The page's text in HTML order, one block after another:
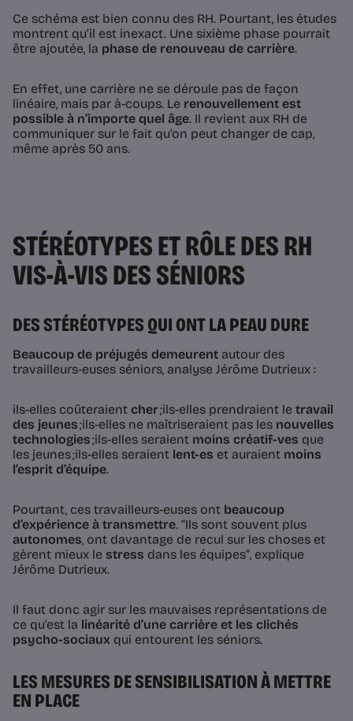
Ce schéma est bien connu des RH. Pourtant, les études
montrent qu’il est inexact. Une sixième phase pourrait
être ajoutée, la phase de renouveau de carrière.
En effet, une carrière ne se déroule pas de façon
linéaire, mais par à-coups. Le renouvellement est
possible à n’importe quel âge. Il revient aux RH de
communiquer sur le fait qu’on peut changer de cap,
même après 50 ans.
STÉRÉOTYPES ET RÔLE DES RH
VIS-À-VIS DES SÉNIORS
DES STÉRÉOTYPES QUI ONT LA PEAU DURE
Beaucoup de préjugés demeurent autour des
travailleurs-euses séniors, analyse Jérôme Dutrieux :
ils-elles coûteraient cher;ils-elles prendraient le travail
des jeunes;ils-elles ne maîtriseraient pas les nouvelles
technologies;ils-elles seraient moins créatif-ves que
les jeunes ;ils-elles seraient lent-es et auraient moins
l’esprit d’équipe.
Pourtant, ces travailleurs-euses ont beaucoup
d’expérience à transmettre. “Ils sont souvent plus
autonomes, ont davantage de recul sur les choses et
gèrent mieux le stress dans les équipes”, explique
Jérôme Dutrieux.
Il faut donc agir sur les mauvaises représentations de
ce qu’est la linéarité d’une carrière et les clichés
psycho-sociaux qui entourent les séniors.
LES MESURES DE SENSIBILISATION À METTRE
EN PLACE